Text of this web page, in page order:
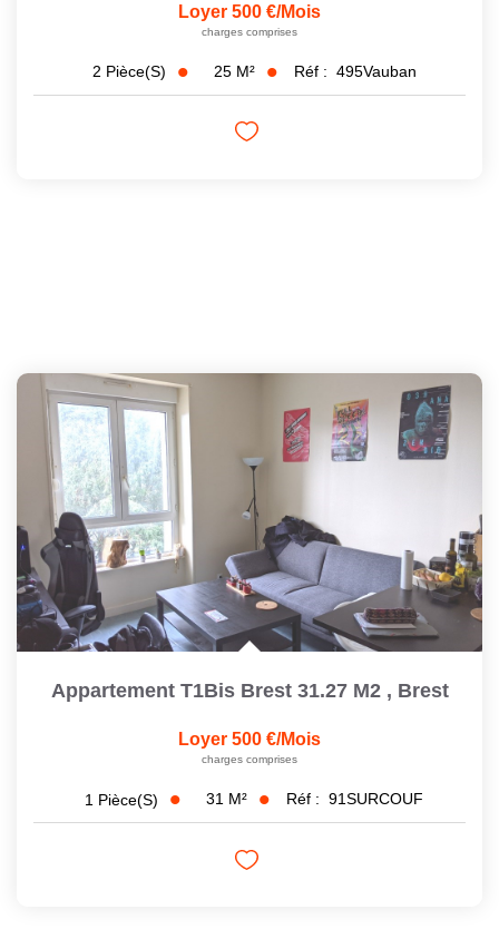
Loyer 500 €/mois
charges comprises
2 Pièce(s) 25 M² Réf : 495Vauban
Appartement T1Bis Brest 31.27 M2 , Brest
Loyer 500 €/mois
charges comprises
1 Pièce(s) 31 M² Réf : 91SURCOUF